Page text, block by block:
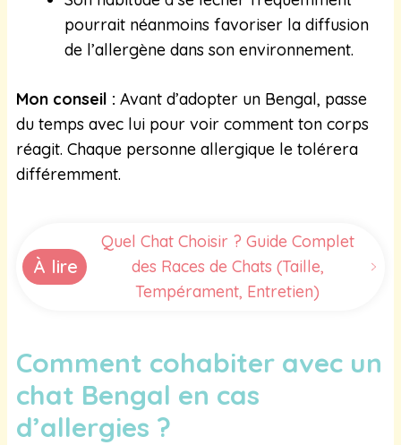
pourrait néanmoins favoriser la diffusion
de l’allergène dans son environnement.
Mon conseil : Avant d’adopter un Bengal, passe
du temps avec lui pour voir comment ton corps
réagit. Chaque personne allergique le tolérera
différemment.
À lire
Quel Chat Choisir ? Guide Complet
des Races de Chats (Taille,
Tempérament, Entretien)
Comment cohabiter avec un
chat Bengal en cas
d’allergies ?